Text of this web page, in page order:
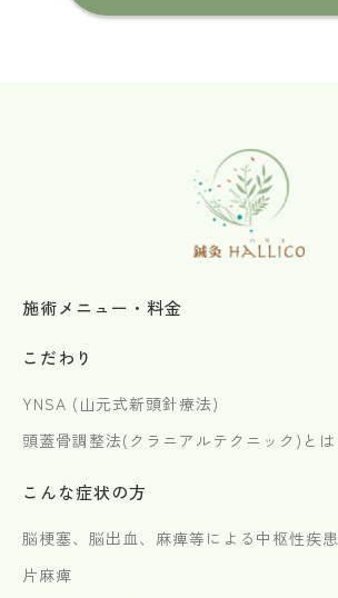
施術メニュー・料金
こだわり
YNSA (山元式新頭針療法)
頭蓋骨調整法(クラニアルテクニック)とは
こんな症状の方
脳梗塞、脳出血、麻痺等による中枢性疾患
片麻痺